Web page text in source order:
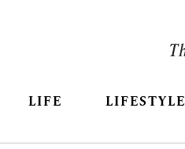
LIFE LIFESTYLE